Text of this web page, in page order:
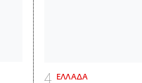
ΕΛΛΑΔΑ